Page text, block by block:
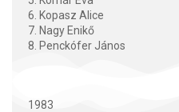
6. Kopasz Alice
7. Nagy Enikő
8. Penckófer János
1983